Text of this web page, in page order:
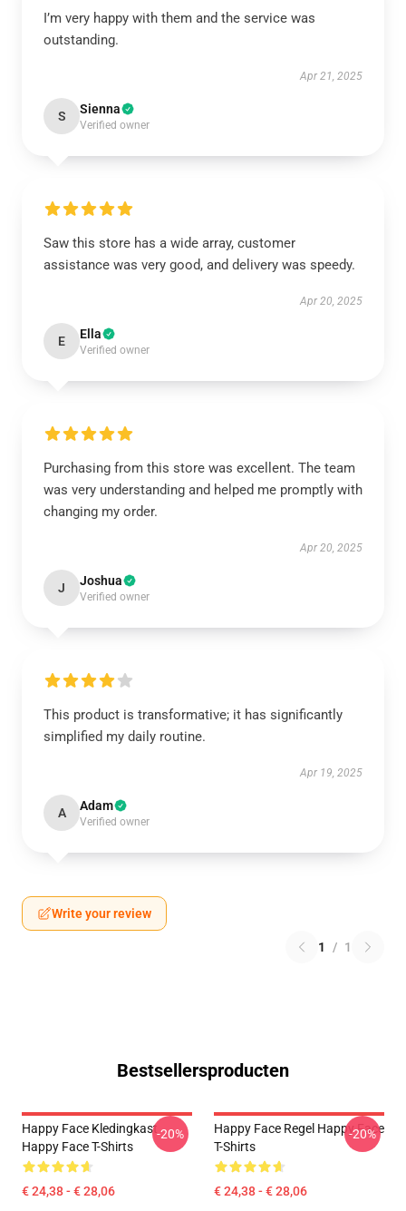
I’m very happy with them and the service was
outstanding.
Apr 21, 2025
S Sienna
Verified owner
Saw this store has a wide array, customer
assistance was very good, and delivery was speedy.
Apr 20, 2025
E Ella
Verified owner
Purchasing from this store was excellent. The team
was very understanding and helped me promptly with
changing my order.
Apr 20, 2025
J Joshua
Verified owner
This product is transformative; it has significantly
simplified my daily routine.
Apr 19, 2025
A Adam
Verified owner
Write your review
1 / 1
Bestsellersproducten
Happy Face Kledingkast
Happy Face T-Shirts
€ 24,38 - € 28,06
-20%
Happy Face Regel Happy Face
T-Shirts
€ 24,38 - € 28,06
-20%